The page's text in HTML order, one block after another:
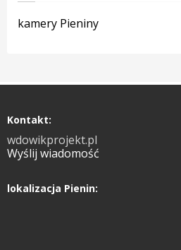
kamery Pieniny
Kontakt:
wdowikprojekt.pl
Wyślij wiadomość
lokalizacja Pienin: